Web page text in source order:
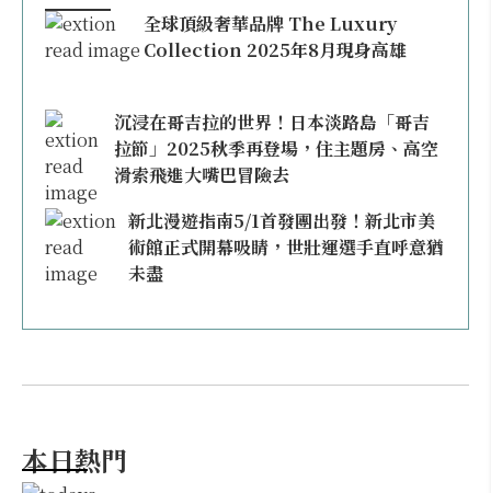
全球頂級奢華品牌 The Luxury
Collection 2025年8月現身高雄
沉浸在哥吉拉的世界！日本淡路島「哥吉
拉節」2025秋季再登場，住主題房、高空
滑索飛進大嘴巴冒險去
新北漫遊指南5/1首發團出發！新北市美
術館正式開幕吸睛，世壯運選手直呼意猶
未盡
本日熱門